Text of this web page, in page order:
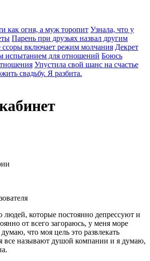
как огня, а муж торопит Узнала, что у
Парень при друзьях назвал другим
включает режим молчания Декрет
испытанием для отношений Боюсь
Упустила свой шанс на счастье
свадьбу. Я разбита.
которые постоянно депрессуют и
от всего загораюсь, у меня море
что моя цель это развлекать
называют душой компании и я думаю,